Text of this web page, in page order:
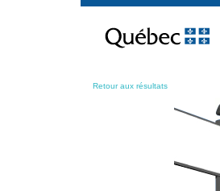
contenu
Retour aux résultats